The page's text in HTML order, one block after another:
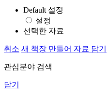
Default 설정
설정
선택한 자료
취소 새 책장 만들어 자료 담기
관심분야 검색
닫기